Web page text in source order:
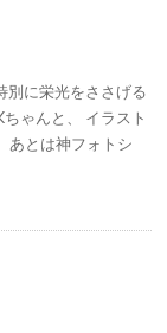
別に栄光をささげる
ゃんと、 イラスト
あとは神フォトシ